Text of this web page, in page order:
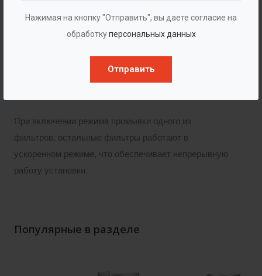
Нажимая на кнопку "Отправить", вы даете согласие на
обработкуперсональных данных
Отправить
распределительную систему. Происходит обратный
ток воды из нижней части в верхнюю, тем самым
поднимаю загрузку во взвешенное состояние и
очищая их от прилипших примесей. При промывке
При включении режима промывки одного из
фильтров, остальные фильтры работают в
ускоренном режиме, что обеспечивает непрерывную
работу установки.
Популярные в разделе